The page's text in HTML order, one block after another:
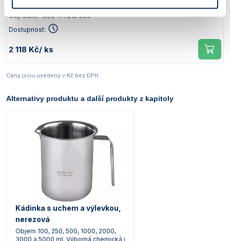
Obj. číslo: 399 171 215 000
Dostupnost:
2 118 Kč/ ks
Ceny jsou uvedeny v Kč bez DPH.
Alternativy produktu a další produkty z kapitoly
Kádinka s uchem a výlevkou,
nerezová
Objem 100, 250, 500, 1000, 2000,
3000 a 5000 ml. Výborná chemická i